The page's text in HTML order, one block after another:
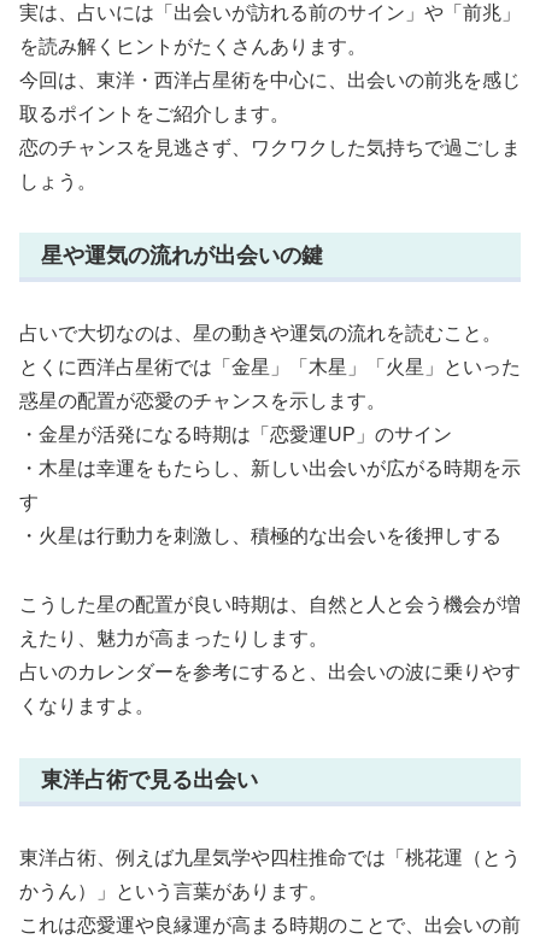
実は、占いには「出会いが訪れる前のサイン」や「前兆」
を読み解くヒントがたくさんあります。
今回は、東洋・西洋占星術を中心に、出会いの前兆を感じ
取るポイントをご紹介します。
恋のチャンスを見逃さず、ワクワクした気持ちで過ごしま
しょう。
星や運気の流れが出会いの鍵
占いで大切なのは、星の動きや運気の流れを読むこと。
とくに西洋占星術では「金星」「木星」「火星」といった
惑星の配置が恋愛のチャンスを示します。
・金星が活発になる時期は「恋愛運UP」のサイン
・木星は幸運をもたらし、新しい出会いが広がる時期を示
す
・火星は行動力を刺激し、積極的な出会いを後押しする
こうした星の配置が良い時期は、自然と人と会う機会が増
えたり、魅力が高まったりします。
占いのカレンダーを参考にすると、出会いの波に乗りやす
くなりますよ。
東洋占術で見る出会い
東洋占術、例えば九星気学や四柱推命では「桃花運（とう
かうん）」という言葉があります。
これは恋愛運や良縁運が高まる時期のことで、出会いの前